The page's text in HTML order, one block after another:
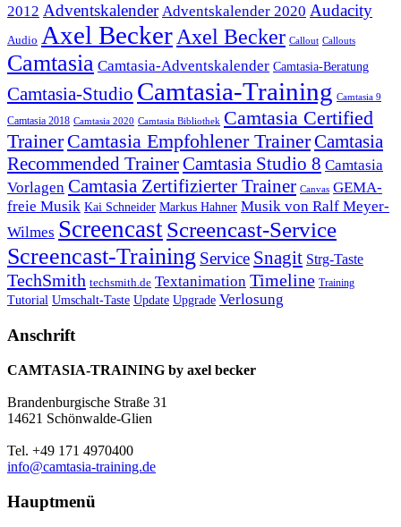
2012 Adventskalender Adventskalender 2020 Audacity
Audio Axel BeckerAxel Becker Callout Callouts
Camtasia Camtasia-Adventskalender Camtasia-Beratung
Camtasia-Studio Camtasia-Training Camtasia 9
Camtasia 2018 Camtasia 2020 Camtasia Bibliothek Camtasia Certified
Trainer Camtasia Empfohlener TrainerCamtasia
Recommended TrainerCamtasia Studio 8 Camtasia
Vorlagen Camtasia Zertifizierter Trainer Canvas GEMA-
freie Musik Kai Schneider Markus Hahner Musik von Ralf Meyer-
Wilmes ScreencastScreencast-Service
Screencast-Training Service Snagit Strg-Taste
TechSmith techsmith.de Textanimation Timeline Training
Tutorial Umschalt-Taste Update Upgrade Verlosung
Anschrift
CAMTASIA-TRAINING by axel becker
Brandenburgische Straße 31
14621 Schönwalde-Glien
Tel. +49 171 4970400
info@camtasia-training.de
Hauptmenü